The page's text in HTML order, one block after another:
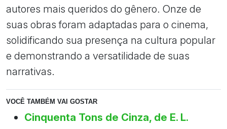
autores mais queridos do gênero. Onze de
suas obras foram adaptadas para o cinema,
solidificando sua presença na cultura popular
e demonstrando a versatilidade de suas
narrativas.
VOCÊ TAMBÉM VAI GOSTAR
Cinquenta Tons de Cinza, de E. L.